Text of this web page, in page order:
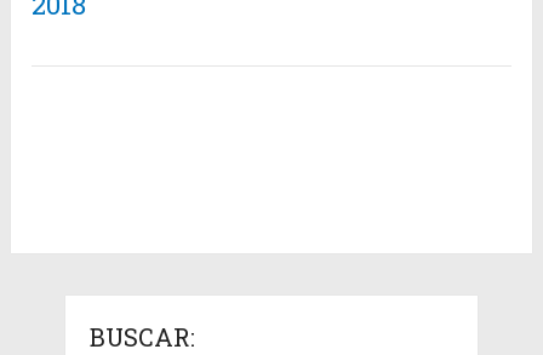
BUSCAR: